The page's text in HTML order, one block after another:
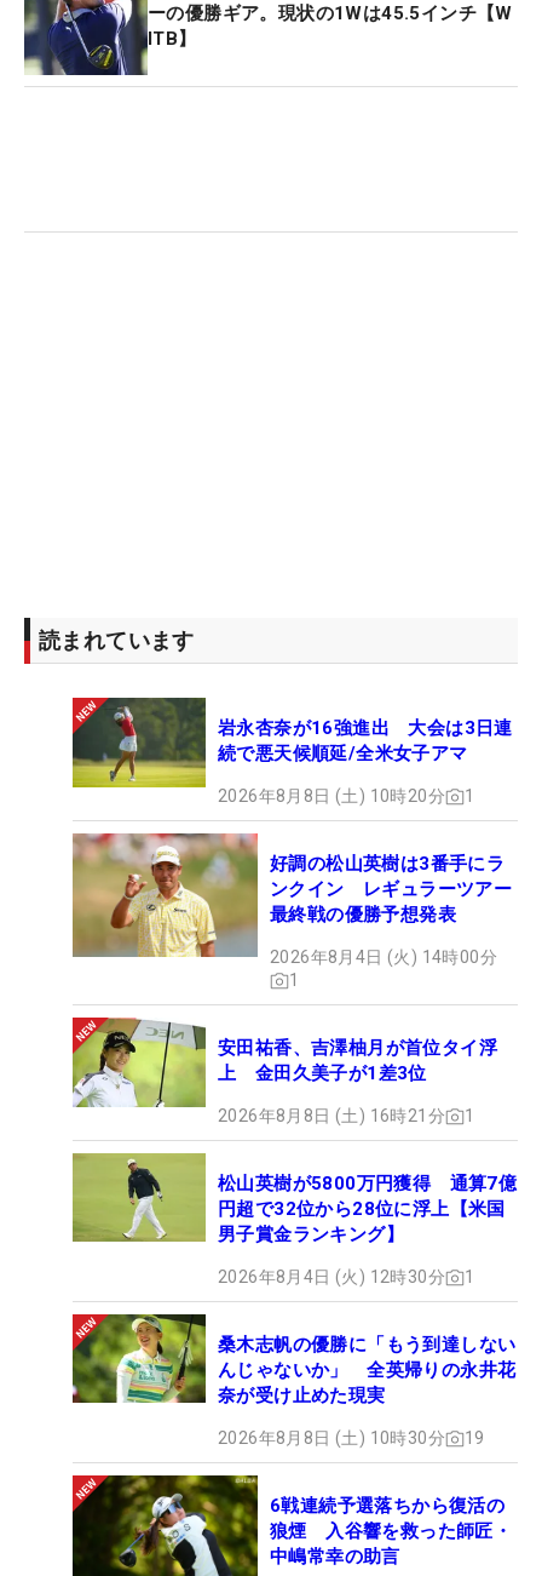
ーの優勝ギア。現状の1Wは45.5インチ【W
ITB】
読まれています
岩永杏奈が16強進出 大会は3日連
続で悪天候順延/全米女子アマ
2026年8月8日 (土) 10時20分 1
好調の松山英樹は3番手にラ
ンクイン レギュラーツアー
最終戦の優勝予想発表
2026年8月4日 (火) 14時00分
1
安田祐香、吉澤柚月が首位タイ浮
上 金田久美子が1差3位
2026年8月8日 (土) 16時21分 1
松山英樹が5800万円獲得 通算7億
円超で32位から28位に浮上【米国
男子賞金ランキング】
2026年8月4日 (火) 12時30分 1
桑木志帆の優勝に「もう到達しない
んじゃないか」 全英帰りの永井花
奈が受け止めた現実
2026年8月8日 (土) 10時30分 19
6戦連続予選落ちから復活の
狼煙 入谷響を救った師匠・
中嶋常幸の助言